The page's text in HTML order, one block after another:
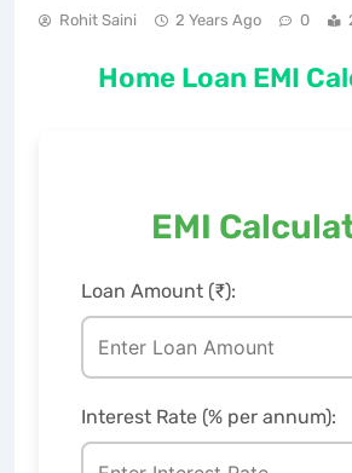
Rohit Saini 2 Years Ago 0
Home Loan EMI
EMI
Loan Amount (₹):
Interest Rate (% per annum):